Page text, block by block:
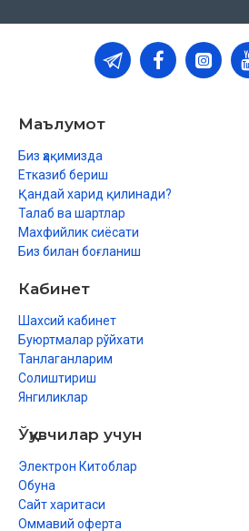
Маълумот
Биз ҳақимизда
Етказиб бериш
Қандай харид қилинади?
Талаб ва шартлар
Махфийлик сиёсати
Биз билан боғланиш
Кабинет
Шахсий кабинет
Буюртмалар рўйхати
Танлаганларим
Солиштириш
Янгиликлар
Ўқувчилар учун
Электрон Китоблар
Обуна
Сайт харитаси
Оммавий оферта